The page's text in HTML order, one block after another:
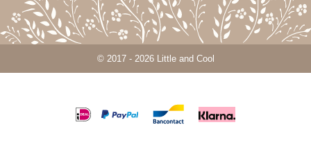
© 2017 - 2026 Little and Cool